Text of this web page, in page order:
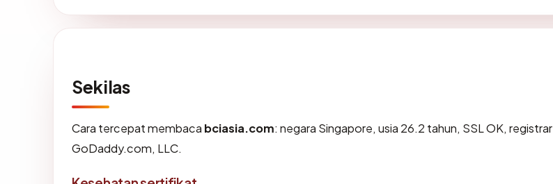
Sekilas
Cara tercepat membaca bciasia.com: negara Singapore, usia 26.2 tahun, SSL OK, registrar
GoDaddy.com, LLC.